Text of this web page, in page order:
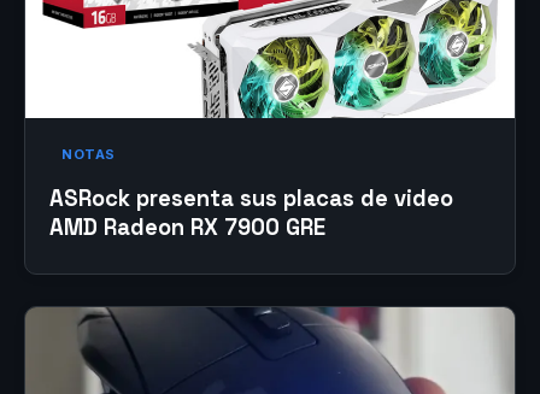
NOTAS
ASRock presenta sus placas de video
AMD Radeon RX 7900 GRE